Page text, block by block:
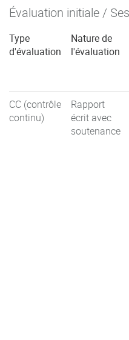
Évaluation initiale /
Type
d'évaluation
Nature de
l'évaluation
CC (contrôle
continu)
Rapport
écrit avec
soutenance